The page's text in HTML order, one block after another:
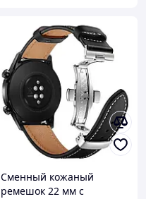
Сменный кожаный
ремешок 22 мм с